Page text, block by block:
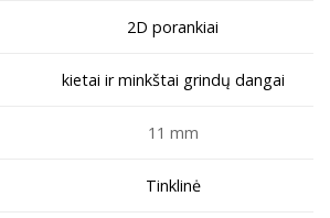
2D porankiai
kietai ir minkštai grindų dangai
11 mm
Tinklinė